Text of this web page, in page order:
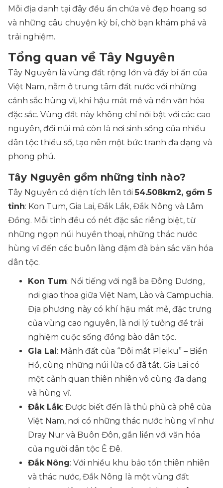
Mỗi địa danh tại đây đều ẩn chứa vẻ đẹp hoang sơ
và những câu chuyện kỳ bí, chờ bạn khám phá và
trải nghiệm.
Tổng quan về Tây Nguyên
Tây Nguyên là vùng đất rộng lớn và đầy bí ẩn của
Việt Nam, nằm ở trung tâm đất nước với những
cảnh sắc hùng vĩ, khí hậu mát mẻ và nền văn hóa
đặc sắc. Vùng đất này không chỉ nổi bật với các cao
nguyên, đồi núi mà còn là nơi sinh sống của nhiều
dân tộc thiểu số, tạo nên một bức tranh đa dạng và
phong phú.
Tây Nguyên gồm những tỉnh nào?
Tây Nguyên có diện tích lên tới54.508km2, gồm 5
tỉnh: Kon Tum, Gia Lai, Đắk Lắk, Đắk Nông và Lâm
Đồng. Mỗi tỉnh đều có nét đặc sắc riêng biệt, từ
những ngọn núi huyền thoại, những thác nước
hùng vĩ đến các buôn làng đậm đà bản sắc văn hóa
dân tộc.
Kon Tum: Nổi tiếng với ngã ba Đông Dương,
nơi giao thoa giữa Việt Nam, Lào và Campuchia.
Địa phương này có khí hậu mát mẻ, đặc trưng
của vùng cao nguyên, là nơi lý tưởng để trải
nghiệm cuộc sống đồng bào dân tộc.
Gia Lai: Mảnh đất của “Đôi mắt Pleiku” – Biển
Hồ, cùng những núi lửa cổ đã tắt. Gia Lai có
một cảnh quan thiên nhiên vô cùng đa dạng
và hùng vĩ.
Đắk Lắk: Được biết đến là thủ phủ cà phê của
Việt Nam, nơi có những thác nước hùng vĩ như
Dray Nur và Buôn Đôn, gắn liền với văn hóa
của người dân tộc Ê Đê.
Đắk Nông: Với nhiều khu bảo tồn thiên nhiên
và thác nước, Đắk Nông là một vùng đất